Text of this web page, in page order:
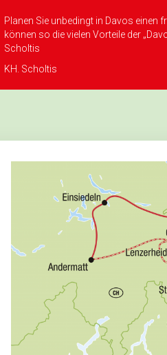
Planen Sie unbedingt in Davos einen
können so die vielen Vorteile der
Scholtis
KH. Scholtis